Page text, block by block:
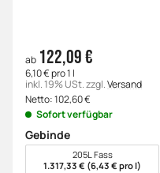
ab 122,09 €
6,10 € pro 1 l
inkl. 19% USt.zzgl.Versand
Netto:102,60€
Sofort verfügbar
Gebinde
wählen 205L Fass
1.317,33 € (6,43 € pro l)